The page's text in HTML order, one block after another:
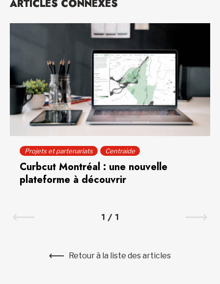
ARTICLES CONNEXES
Projets et partenariats Centraide
Curbcut Montréal : une nouvelle
plateforme à découvrir
1 / 1
Retour à la liste des articles